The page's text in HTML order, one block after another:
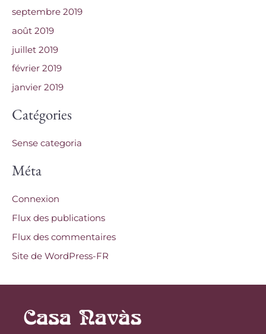
septembre 2019
août 2019
juillet 2019
février 2019
janvier 2019
Catégories
Sense categoria
Méta
Connexion
Flux des publications
Flux des commentaires
Site de WordPress-FR